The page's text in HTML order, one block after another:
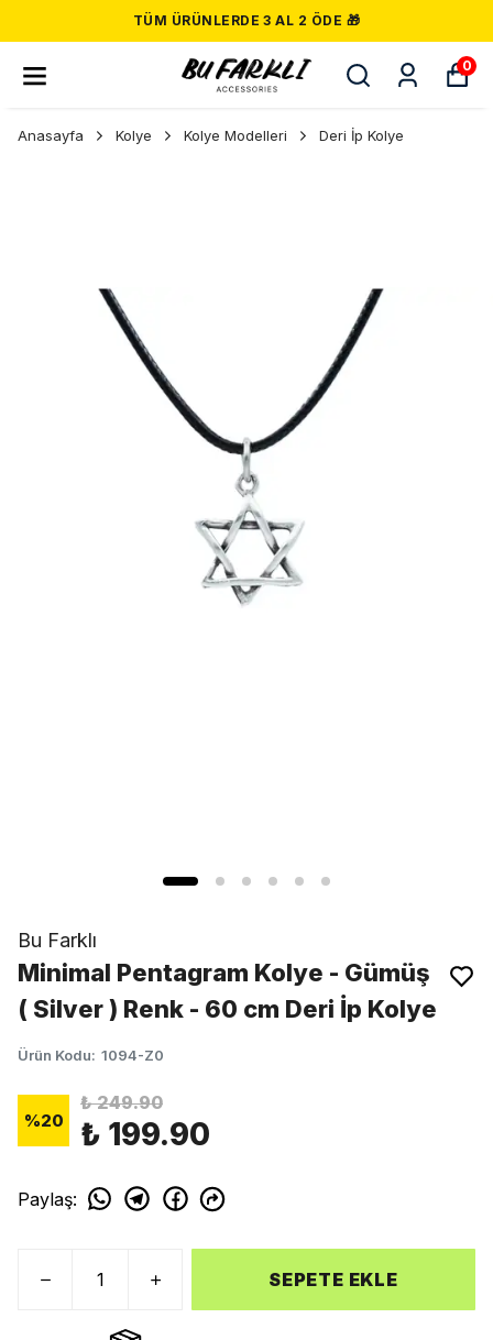
TÜM ÜRÜNLERDE 3 AL 2 ÖDE 🎁
0
Anasayfa Kolye Kolye Modelleri Deri İp Kolye
Bu Farklı
Minimal Pentagram Kolye - Gümüş
( Silver ) Renk - 60 cm Deri İp Kolye
Ürün Kodu: 1094-Z0
%20
₺ 249.90
₺ 199.90
Paylaş:
SEPETE EKLE